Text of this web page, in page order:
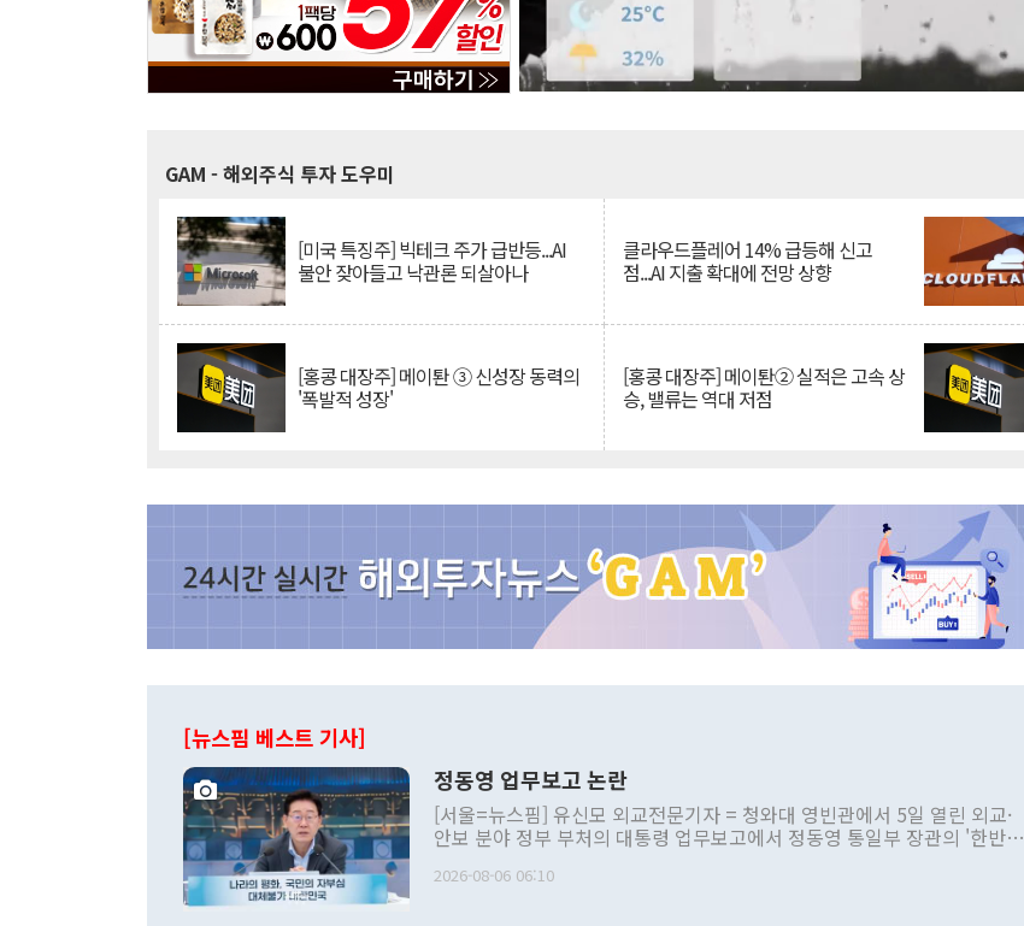
GAM - 해외주식 투자 도우미
[미국 특징주] 빅테크 주가 급반등...AI
불안 잦아들고 낙관론 되살아나
클라우드플레어 14% 급등해 신고
점...AI 지출 확대에 전망 상향
[홍콩 대장주] 메이퇀 ③ 신성장 동력의
'폭발적 성장'
[홍콩 대장주] 메이퇀② 실적은 고속 상
승, 밸류는 역대 저점
[뉴스핌 베스트 기사]
정동영 업무보고 논란
[서울=뉴스핌] 유신모 외교전문기자 = 청와대 영빈관에서 5일 열린 외교·
안보 분야 정부 부처의 대통령 업무보고에서 정동영 통일부 장관의 '한반도
발언 중에는 정부 내 조율을 거치지 않은 사안을 정책으로 추진하겠다고 공
2026-08-06 06:10